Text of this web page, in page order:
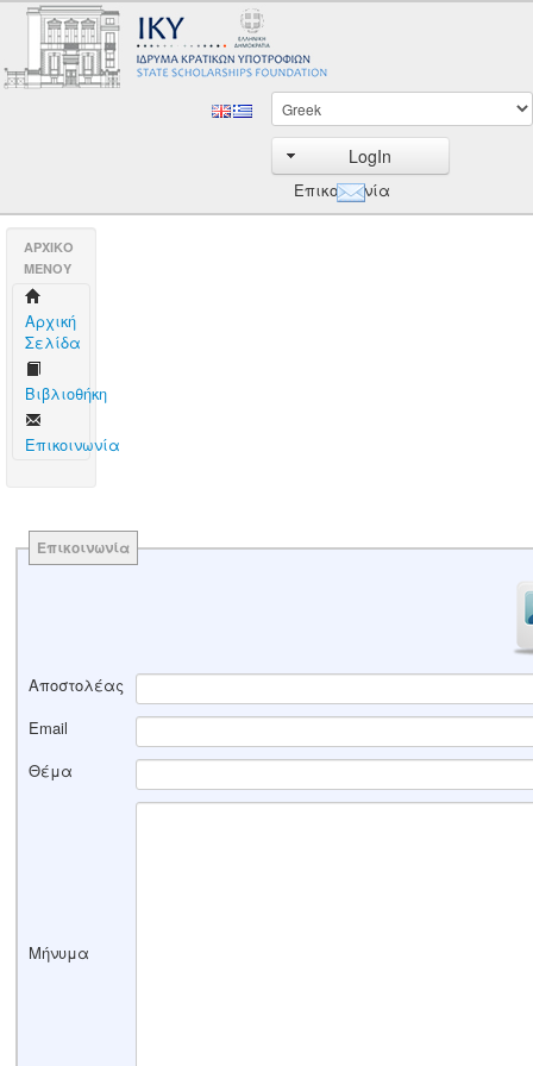
LogIn
Επικοινωνία
AΡΧΙΚΟ
ΜΕΝΟΥ
Aρχική
Σελίδα
Βιβλιοθήκη
Επικοινωνία
Επικοινωνία
Αποστολέας
Email
Θέμα
Μήνυμα